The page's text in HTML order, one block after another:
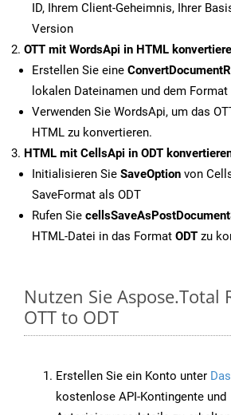
ID, Ihrem Client-Geheimnis, Ihrer
Version
OTT mit WordsApi in HTML
Erstellen Sie eine
lokalen Dateinamen und dem Format
Verwenden Sie WordsApi, um das
HTML zu konvertieren.
HTML mit CellsApi in ODT
Initialisieren Sie SaveOption von
SaveFormat als ODT
Rufen Sie
HTML-Datei in das Format ODT zu
Nutzen Sie Aspose.Total
OTT to ODT
Erstellen Sie ein Konto unter
kostenlose API-Kontingente und